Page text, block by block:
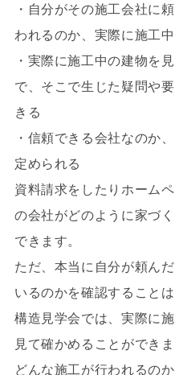
・自分がその施工会社に
われるのか、実際に施工
・実際に施工中の建物を
で、そこで生じた疑問や
きる
・信頼できる会社なのか
定められる
資料請求をしたりホーム
の会社がどのように家づ
できます。
ただ、本当に自分が頼ん
いるのかを確認することは
構造見学会では、実際に
見て確かめることができ
どんな施工が行われるの